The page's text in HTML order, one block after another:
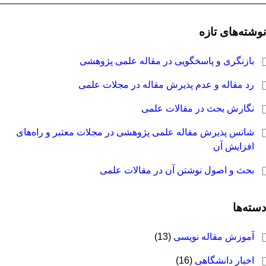
نوشته‌های تازه
بازنگری و پاسخگویی در مقاله علمی پژوهشی
رد مقاله و عدم پذیرش مقاله در مجلات علمی
نگارش بحث در مقالات علمی
شانس پذیرش مقاله علمی پژوهشی در مجلات معتبر و راه‌های
افزایش آن
بحث و اصول نوشتن آن در مقالات علمی
دسته‌ها
آموزش مقاله نویسی (13)
اخبار دانشگاهی (16)